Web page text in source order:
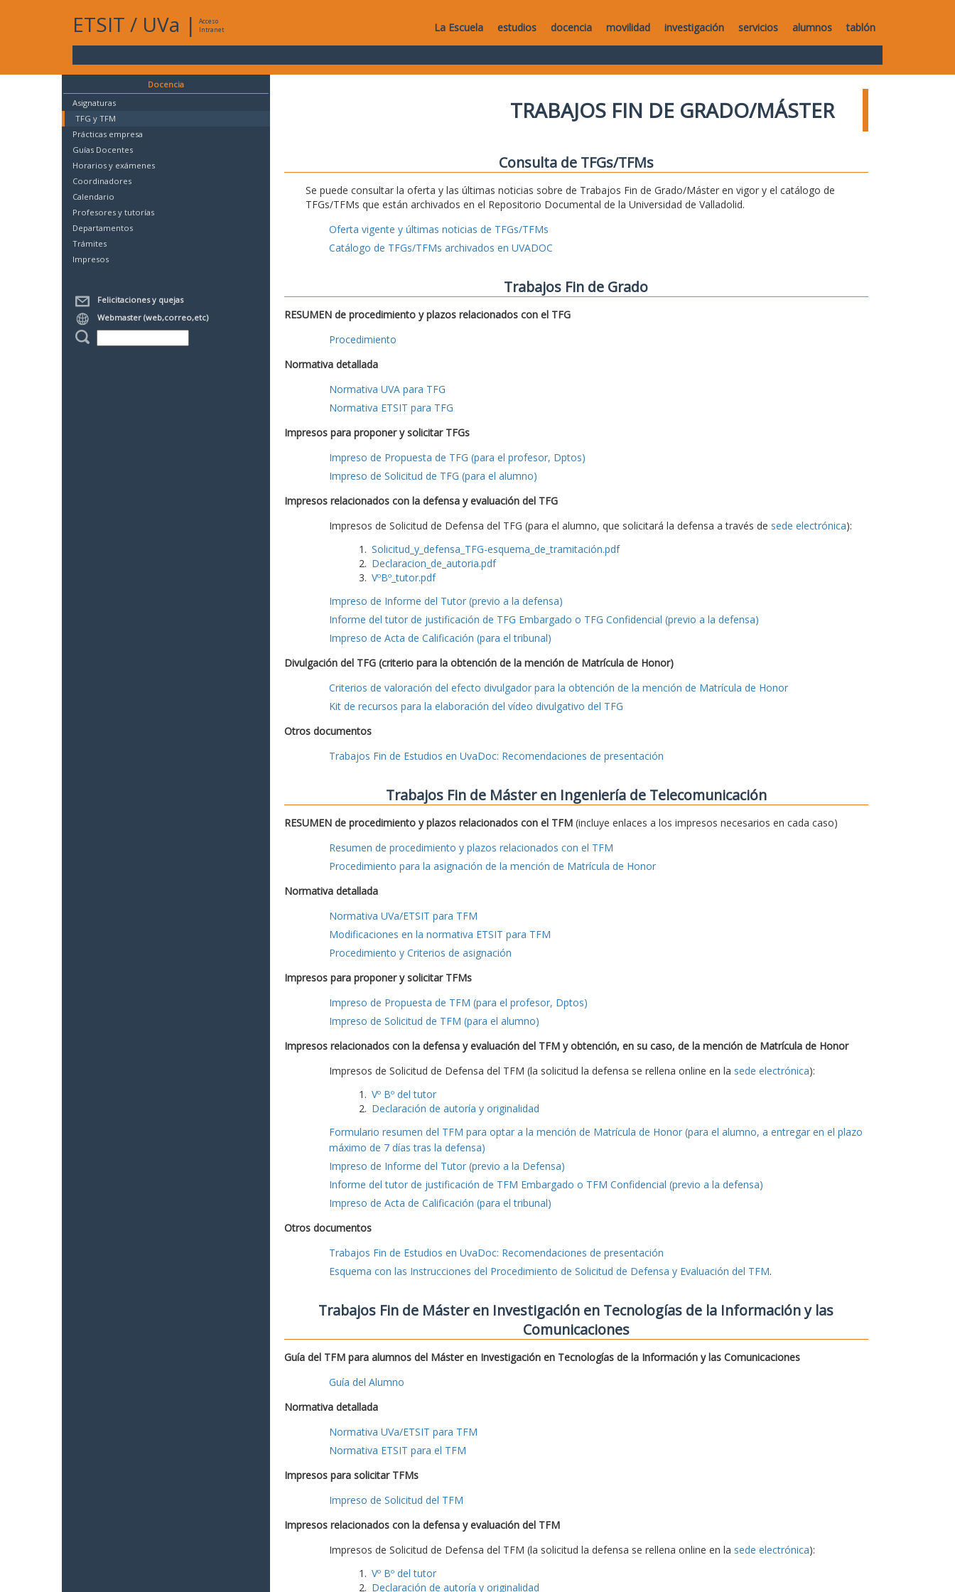
ETSIT / UVa |
Acceso
Intranet
La Escuela estudios docencia movilidad investigación servicios alumnos tablón
Docencia
Asignaturas
TFG y TFM
Prácticas empresa
Guías Docentes
Horarios y exámenes
Coordinadores
Calendario
Profesores y tutorías
Departamentos
Trámites
Impresos
Felicitaciones y quejas
Webmaster (web,correo,etc)
TRABAJOS FIN DE GRADO/MÁSTER
Consulta de TFGs/TFMs
Se puede consultar la oferta y las últimas noticias sobre de Trabajos Fin de Grado/Máster en vigor y el catálogo de
TFGs/TFMs que están archivados en el Repositorio Documental de la Universidad de Valladolid.
Oferta vigente y últimas noticias de TFGs/TFMs
Catálogo de TFGs/TFMs archivados en UVADOC
Trabajos Fin de Grado
RESUMEN de procedimiento y plazos relacionados con el TFG
Procedimiento
Normativa detallada
Normativa UVA para TFG
Normativa ETSIT para TFG
Impresos para proponer y solicitar TFGs
Impreso de Propuesta de TFG (para el profesor, Dptos)
Impreso de Solicitud de TFG (para el alumno)
Impresos relacionados con la defensa y evaluación del TFG
Impresos de Solicitud de Defensa del TFG (para el alumno, que solicitará la defensa a través de sede electrónica):
Solicitud_y_defensa_TFG-esquema_de_tramitación.pdf
Declaracion_de_autoria.pdf
VºBº_tutor.pdf
Impreso de Informe del Tutor (previo a la defensa)
Informe del tutor de justificación de TFG Embargado o TFG Confidencial (previo a la defensa)
Impreso de Acta de Calificación (para el tribunal)
Divulgación del TFG (criterio para la obtención de la mención de Matrícula de Honor)
Criterios de valoración del efecto divulgador para la obtención de la mención de Matrícula de Honor
Kit de recursos para la elaboración del vídeo divulgativo del TFG
Otros documentos
Trabajos Fin de Estudios en UvaDoc: Recomendaciones de presentación
Trabajos Fin de Máster en Ingeniería de Telecomunicación
RESUMEN de procedimiento y plazos relacionados con el TFM(incluye enlaces a los impresos necesarios en cada caso)
Resumen de procedimiento y plazos relacionados con el TFM
Procedimiento para la asignación de la mención de Matrícula de Honor
Normativa detallada
Normativa UVa/ETSIT para TFM
Modificaciones en la normativa ETSIT para TFM
Procedimiento y Criterios de asignación
Impresos para proponer y solicitar TFMs
Impreso de Propuesta de TFM (para el profesor, Dptos)
Impreso de Solicitud de TFM (para el alumno)
Impresos relacionados con la defensa y evaluación del TFM y obtención, en su caso, de la mención de Matrícula de Honor
Impresos de Solicitud de Defensa del TFM (la solicitud la defensa se rellena online en la sede electrónica):
Vº Bº del tutor
Declaración de autoría y originalidad
Formulario resumen del TFM para optar a la mención de Matrícula de Honor (para el alumno, a entregar en el plazo
máximo de 7 días tras la defensa)
Impreso de Informe del Tutor (previo a la Defensa)
Informe del tutor de justificación de TFM Embargado o TFM Confidencial (previo a la defensa)
Impreso de Acta de Calificación (para el tribunal)
Otros documentos
Trabajos Fin de Estudios en UvaDoc: Recomendaciones de presentación
Esquema con las Instrucciones del Procedimiento de Solicitud de Defensa y Evaluación del TFM.
Trabajos Fin de Máster en Investigación en Tecnologías de la Información y las
Comunicaciones
Guía del TFM para alumnos del Máster en Investigación en Tecnologías de la Información y las Comunicaciones
Guía del Alumno
Normativa detallada
Normativa UVa/ETSIT para TFM
Normativa ETSIT para el TFM
Impresos para solicitar TFMs
Impreso de Solicitud del TFM
Impresos relacionados con la defensa y evaluación del TFM
Impresos de Solicitud de Defensa del TFM (la solicitud la defensa se rellena online en la sede electrónica):
Vº Bº del tutor
Declaración de autoría y originalidad